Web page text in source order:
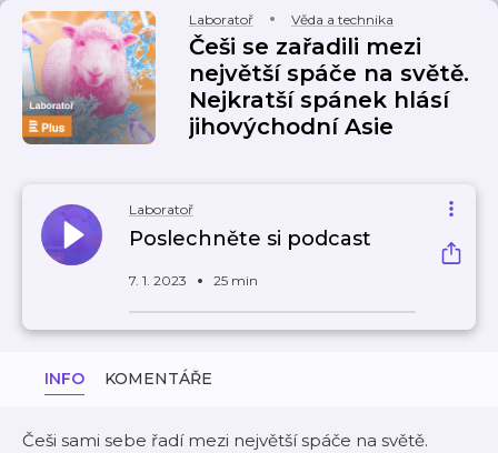
Laboratoř Věda a technika
Češi se zařadili mezi
největší spáče na světě.
Nejkratší spánek hlásí
jihovýchodní Asie
Laboratoř
Poslechněte si podcast
7. 1. 2023 25 min
INFO KOMENTÁŘE
Češi sami sebe řadí mezi největší spáče na světě.